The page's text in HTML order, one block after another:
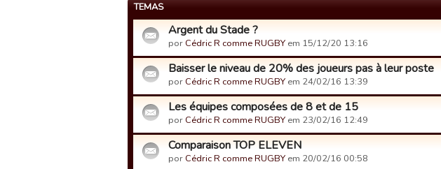
TEMAS
Argent du Stade ?
por Cédric R comme RUGBY em 15/12/20 13:16
Baisser le niveau de 20% des joueurs pas à leur poste
por Cédric R comme RUGBY em 24/02/16 13:39
Les équipes composées de 8 et de 15
por Cédric R comme RUGBY em 23/02/16 12:49
Comparaison TOP ELEVEN
por Cédric R comme RUGBY em 20/02/16 00:58